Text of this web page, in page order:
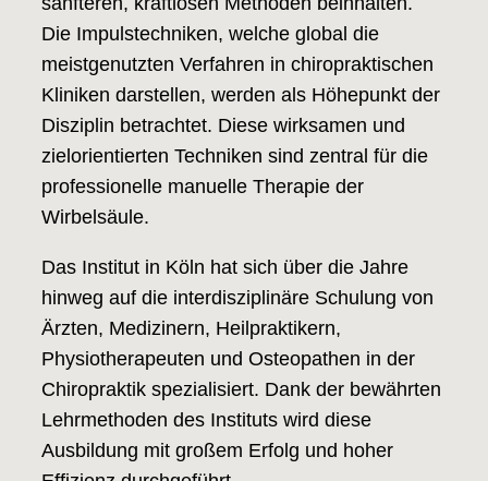
Die Impulstechniken, welche global die
meistgenutzten Verfahren in chiropraktischen
Kliniken darstellen, werden als Höhepunkt der
Disziplin betrachtet. Diese wirksamen und
zielorientierten Techniken sind zentral für die
professionelle manuelle Therapie der
Wirbelsäule.
Das Institut in Köln hat sich über die Jahre
hinweg auf die interdisziplinäre Schulung von
Ärzten, Medizinern, Heilpraktikern,
Physiotherapeuten und Osteopathen in der
Chiropraktik spezialisiert. Dank der bewährten
Lehrmethoden des Instituts wird diese
Ausbildung mit großem Erfolg und hoher